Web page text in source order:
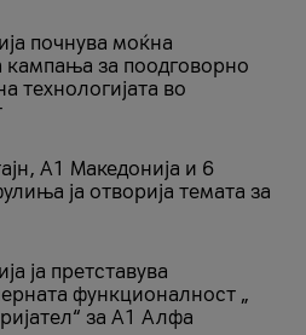
почнува моќна
кампања за поодговорно
технологијата во
A1 Македонија и 6
ја отворија темата за
ја претставува
функционалност „
за А1 Алфа